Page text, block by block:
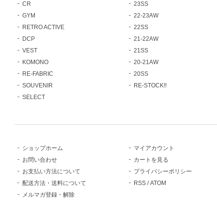
CR
GYM
RETRO ACTIVE
DCP
VEST
KOMONO
RE-FABRIC
SOUVENIR
SELECT
23SS
22-23AW
22SS
21-22AW
21SS
20-21AW
20SS
RE-STOCK!!
ショップホーム
お問い合わせ
お支払い方法について
配送方法・送料について
メルマガ登録・解除
マイアカウント
カートを見る
プライバシーポリシー
RSS /ATOM